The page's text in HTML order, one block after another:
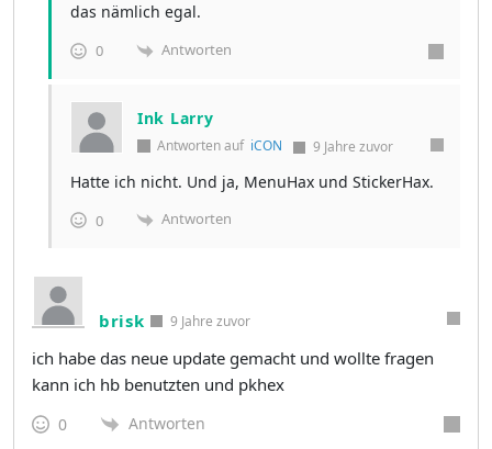
das nämlich egal.
0 Antworten
Ink Larry
Antworten auf iCON 9 Jahre zuvor
Hatte ich nicht. Und ja, MenuHax und StickerHax.
0 Antworten
brisk 9 Jahre zuvor
ich habe das neue update gemacht und wollte fragen
kann ich hb benutzten und pkhex
0 Antworten